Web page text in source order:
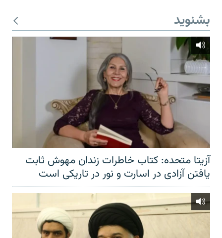
بشنوید
آزیتا متحده: کتاب خاطرات زندان مهوش ثابت
یافتن آزادی در اسارت و نور در تاریکی است